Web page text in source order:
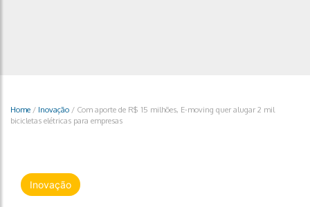
Home / Inovação / Com aporte de R$ 15 milhões, E-moving quer alugar 2 mil
bicicletas elétricas para empresas
Inovação